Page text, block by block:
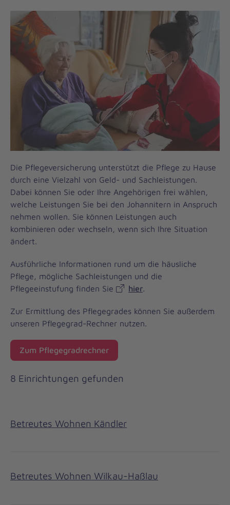
Die Pflegeversicherung unterstützt die Pflege zu Hause
durch eine Vielzahl von Geld- und Sachleistungen.
Dabei können Sie oder Ihre Angehörigen frei wählen,
welche Leistungen Sie bei den Johannitern in Anspruch
nehmen wollen. Sie können Leistungen auch
kombinieren oder wechseln, wenn sich Ihre Situation
ändert.
Ausführliche Informationen rund um die häusliche
Pflege, mögliche Sachleistungen und die
Pflegeeinstufung finden Sie
hier.
Zur Ermittlung des Pflegegrades können Sie außerdem
unseren Pflegegrad-Rechner nutzen.
Zum Pflegegradrechner
8 Einrichtungen gefunden
Betreutes Wohnen Kändler
Betreutes Wohnen Wilkau-Haßlau